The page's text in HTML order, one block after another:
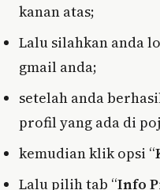
kanan atas;
Lalu silahkan anda
gmail anda;
setelah anda
profil yang ada di
kemudian klik opsi “
Lalu pilih tab “Info